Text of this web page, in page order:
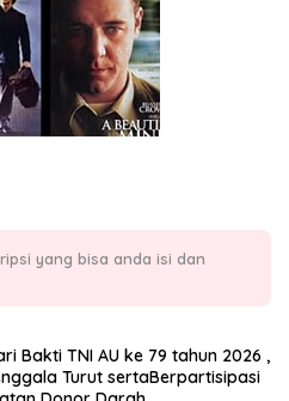
yang bisa anda isi dan
Bakti TNI AU ke 79 tahun 2026 ,
Turut sertaBerpartisipasi